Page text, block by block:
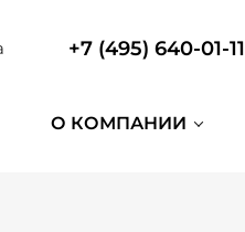
+7 (495) 640-01-11
О КОМПАНИИ